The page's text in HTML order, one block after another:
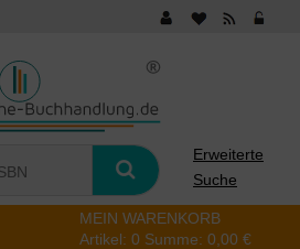
Erweiterte
Suche
MEIN WARENKORB
Artikel: 0 Summe: 0,00 €